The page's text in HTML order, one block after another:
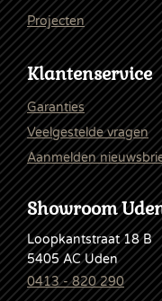
Projecten
Klantenservice
Garanties
Veelgestelde vragen
Aanmelden
Showroom
Loopkantstraat 18 B
5405 AC Uden
0413 - 820 290